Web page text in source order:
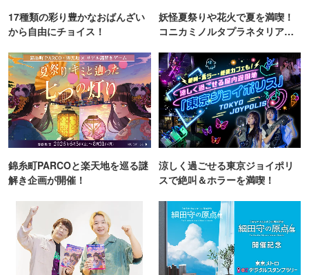
17種類の彩り豊かなおばんざい
から自由にチョイス！
妖怪夏祭りや花火で夏を満喫！
コニカミノルタプラネタリア
錦糸町PARCOと楽天地を巡る謎
解き企画が開催！
涼しく過ごせる東京ジョイポリ
スで絶叫＆ホラーを満喫！